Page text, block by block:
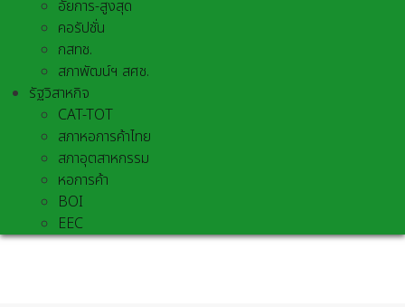
อัยการ-สูงสุด
คอรัปชั่น
กสทช.
สภาพัฒน์ฯ สศช.
รัฐวิสาหกิจ
CAT-TOT
สภาหอการค้าไทย
สภาอุตสาหกรรม
หอการค้า
BOI
EEC